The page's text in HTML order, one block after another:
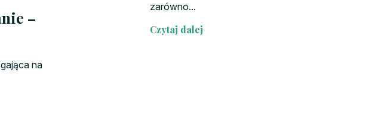
–
na
zarówno...
Czytaj dalej